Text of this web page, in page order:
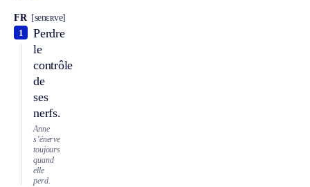
FR [senɛʀve]
Perdre
le
contrôle
de
ses
nerfs.
1
Anne
s’énerve
toujours
quand
elle
perd.